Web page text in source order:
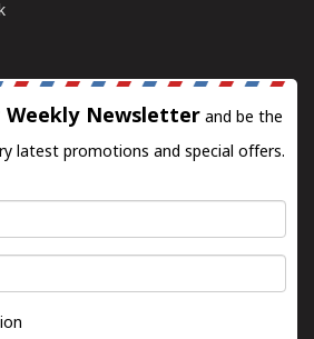
Weekly Newsletter and be the
latest promotions and special offers.